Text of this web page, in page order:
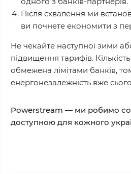
Після схвалення ми
ви почнете економити з
Не чекайте наступної зими
підвищення тарифів.
обмежена лімітами банків,
енергонезалежність вже
Powerstream — ми робимо
доступною для кожного